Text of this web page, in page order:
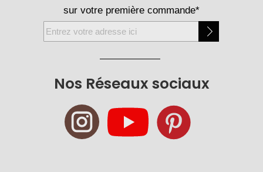
Nos Réseaux sociaux
sur votre première commande*
Inscription
à